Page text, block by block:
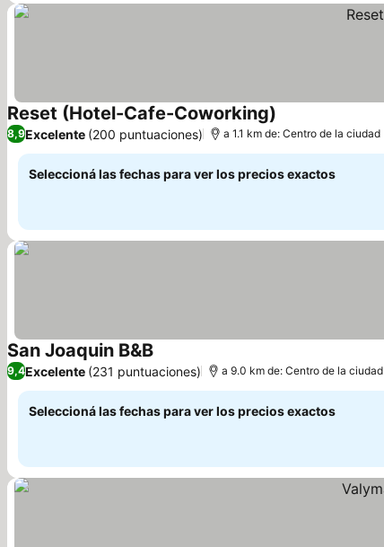
Reset (Hotel-Cafe-Coworking)
8,9Excelente (200 puntuaciones) a 1.1 km de: Centro de la ciudad
Seleccioná las fechas para ver los precios exactos
San Joaquin B&BVer precios
9,4Excelente (231 puntuaciones) a 9.0 km de: Centro de la ciudad
Seleccioná las fechas para ver los precios exactos